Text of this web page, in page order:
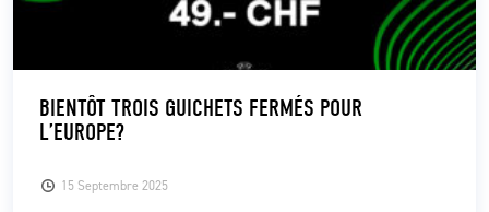
15 Septembre 2025
BIENTÔT TROIS GUICHETS FERMÉS POUR
L’EUROPE?